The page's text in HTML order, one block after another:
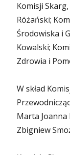
Komisji
Różański;
Środowiska i
Kowalski;
Zdrowia i
W skład
Marta Joanna
Zbigniew